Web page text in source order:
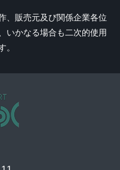
、販売元及び関係企業各位
いかなる場合も二次的使用
。